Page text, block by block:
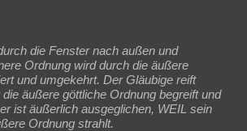
die Fenster nach außen und
Ordnung wird durch die äußere
und umgekehrt. Der Gläubige reift
äußere göttliche Ordnung begreift und
ist äußerlich ausgeglichen, WEIL sein
Ordnung strahlt.